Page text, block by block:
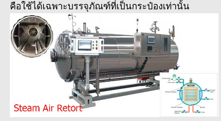
คือใช้ได้เฉพาะบรรจุภัณฑ์ที่เป็นกระป๋องเท่านั้น